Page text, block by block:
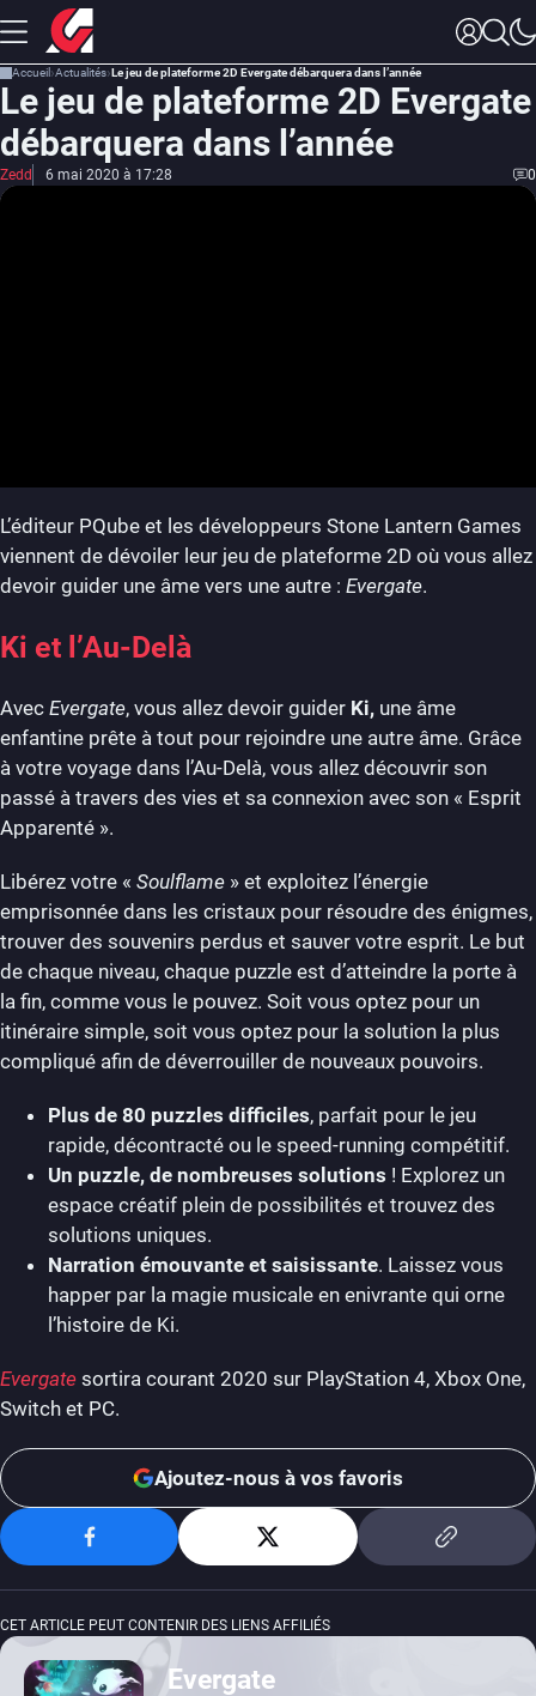
Accueil Actualités Le jeu de plateforme 2D Evergate débarquera dans l’année
Le jeu de plateforme 2D Evergate
débarquera dans l’année
Zedd 6 mai 2020 à 17:28 0
L’éditeur PQube et les développeurs Stone Lantern Games
viennent de dévoiler leur jeu de plateforme 2D où vous allez
devoir guider une âme vers une autre : Evergate.
Ki et l’Au-Delà
Avec Evergate, vous allez devoir guider Ki, une âme
enfantine prête à tout pour rejoindre une autre âme. Grâce
à votre voyage dans l’Au-Delà, vous allez découvrir son
passé à travers des vies et sa connexion avec son « Esprit
Apparenté ».
Libérez votre « Soulflame » et exploitez l’énergie
emprisonnée dans les cristaux pour résoudre des énigmes,
trouver des souvenirs perdus et sauver votre esprit. Le but
de chaque niveau, chaque puzzle est d’atteindre la porte à
la fin, comme vous le pouvez. Soit vous optez pour un
itinéraire simple, soit vous optez pour la solution la plus
compliqué afin de déverrouiller de nouveaux pouvoirs.
Plus de 80 puzzles difficiles, parfait pour le jeu
rapide, décontracté ou le speed-running compétitif.
Un puzzle, de nombreuses solutions ! Explorez un
espace créatif plein de possibilités et trouvez des
solutions uniques.
Narration émouvante et saisissante. Laissez vous
happer par la magie musicale en enivrante qui orne
l’histoire de Ki.
Evergate sortira courant 2020 sur PlayStation 4, Xbox One,
Switch et PC.
Ajoutez-nous à vos favoris
CET ARTICLE PEUT CONTENIR DES LIENS AFFILIÉS
Evergate